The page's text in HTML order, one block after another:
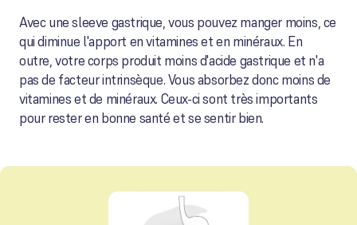
Avec une sleeve gastrique, vous pouvez manger moins, ce
qui diminue l'apport en vitamines et en minéraux. En
outre, votre corps produit moins d'acide gastrique et n'a
pas de facteur intrinsèque. Vous absorbez donc moins de
vitamines et de minéraux. Ceux-ci sont très importants
pour rester en bonne santé et se sentir bien.